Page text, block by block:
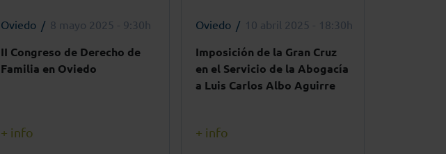
Oviedo 8 mayo 2025 - 9:30h
II Congreso de Derecho de
Familia en Oviedo
+ info
Oviedo 10 abril 2025 - 18:30h
Imposición de la Gran Cruz
en el Servicio de la Abogacía
a Luis Carlos Albo Aguirre
+ info